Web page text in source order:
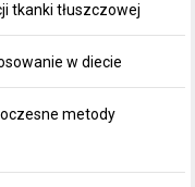
tkanki tłuszczowej
w diecie
metody